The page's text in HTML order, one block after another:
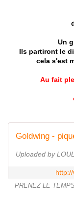
Un
Ils partiront le
cela s'est
Au fait
Uploaded by
PRENEZ LE